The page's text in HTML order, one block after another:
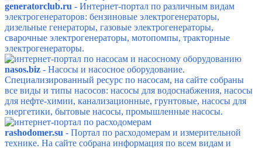
generatorclub.ru - Интернет-портал по различным видам
электрогенераторов: бензиновые электрогенераторы,
дизельные генераторы, газовые электрогенераторы,
сварочные электрогенераторы, мотопомпы, тракторные
электрогенераторы.
nasos.biz - Насосы и насосное оборудование.
Специализированный ресурс по насосам, на сайте собраны
все виды и типы насосов: насосы для водоснабжения, насосы
для нефте-химии, канализационные, грунтовые, насосы для
энергетики, бытовые насосы, промышленные насосы.
rashodomer.su - Портал по расходомерам и измерительной
технике. На сайте собрана информация по всем видам и